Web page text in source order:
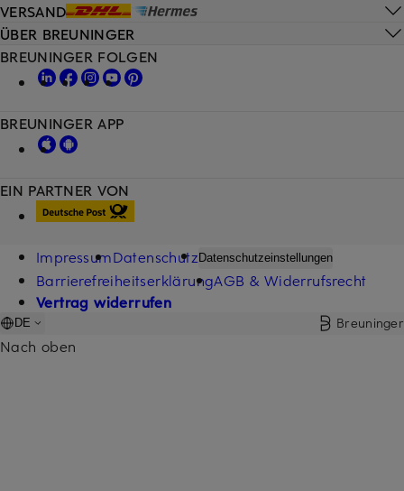
VERSAND
ÜBER BREUNINGER
EIN PARTNER VON
BREUNINGER FOLGEN
BREUNINGER APP
ImpressumDatenschutzDatenschutzeinstellungen
BarrierefreiheitserklärungAGB & Widerrufsrecht
Vertrag widerrufen
DE Breuninger
Nach oben